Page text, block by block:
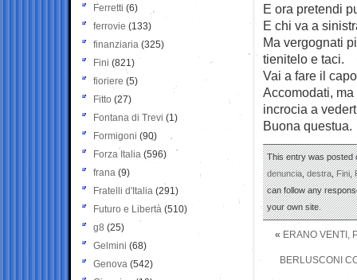
E ora pretendi
E chi va a
Ma vergognati
tienitelo e taci.
Vai a fare il
Accomodati,
incrocia a
Buona questua.
This entry was posted
denuncia,destra,Fini,
can follow any
your own site.
« ERANO VENTI,
BERLUSCONI
Ferretti (6)
ferrovie (133)
finanziaria (325)
Fini (821)
fioriere (5)
Fitto (27)
Fontana di Trevi (1)
Formigoni (90)
Forza Italia (596)
frana (9)
Fratelli d'Italia (291)
Futuro e Libertà (510)
g8 (25)
Gelmini (68)
Genova (542)